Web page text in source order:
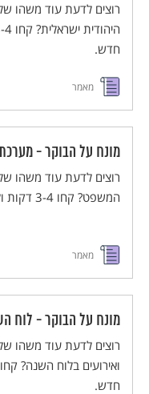
רוצים לדעת עוד משהו
חדש.
מאמר
מונח על הבוקר -
רוצים לדעת עוד משהו
המשפט? קחו 3-4 דקות ולימדו משהו חדש.
מאמר
מונח על הבוקר - לוח
רוצים לדעת עוד משהו
חדש.